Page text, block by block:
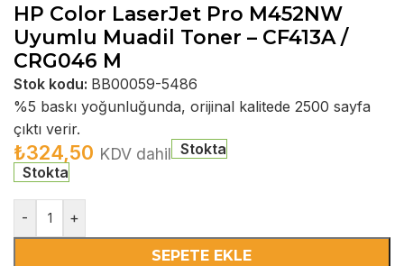
HP Color LaserJet Pro M452NW
Uyumlu Muadil Toner – CF413A /
CRG046 M
Stok kodu: BB00059-5486
%5 baskı yoğunluğunda, orijinal kalitede 2500 sayfa
çıktı verir.
₺324,50 KDV dahil Stokta
Stokta
- +
SEPETE EKLE